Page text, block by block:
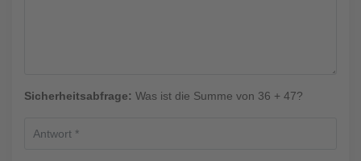
Sicherheitsabfrage: Was ist die Summe von 36 + 47?